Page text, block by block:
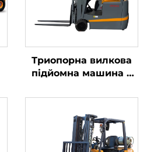
Триопорна вилкова
підйомна машина з
вагою 1,0 тонни,
вироблена в Китаї, за
розумною ціною